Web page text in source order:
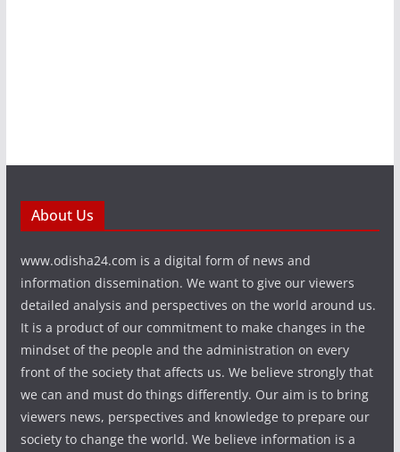
About Us
www.odisha24.com is a digital form of news and
information dissemination. We want to give our viewers
detailed analysis and perspectives on the world around us.
It is a product of our commitment to make changes in the
mindset of the people and the administration on every
front of the society that affects us. We believe strongly that
we can and must do things differently. Our aim is to bring
viewers news, perspectives and knowledge to prepare our
society to change the world. We believe information is a